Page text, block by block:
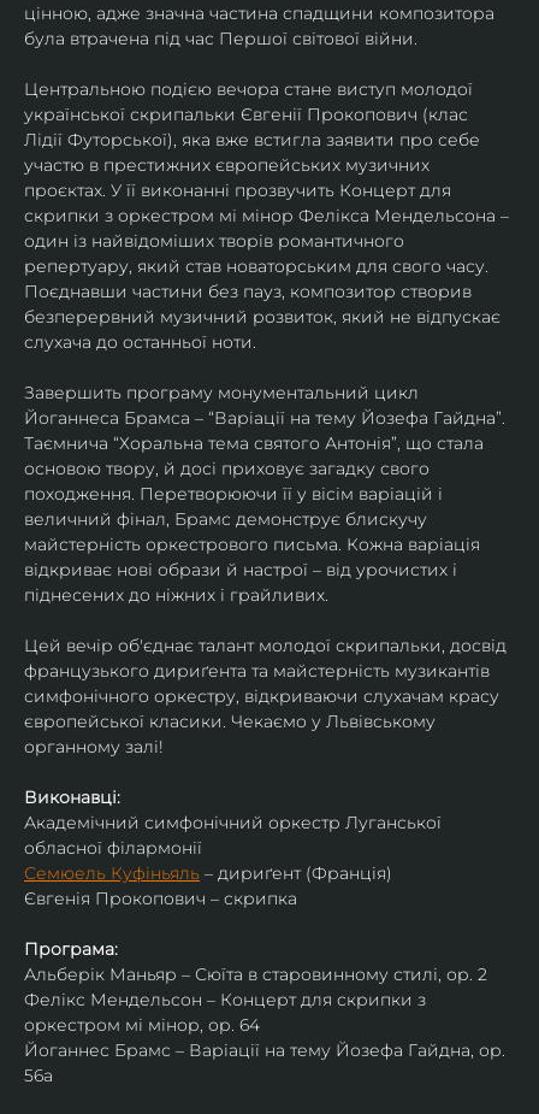
цінною, адже значна частина спадщини композитора
була втрачена під час Першої світової війни.
Центральною подією вечора стане виступ молодої
української скрипальки Євгенії Прокопович (клас
Лідії Футорської), яка вже встигла заявити про себе
участю в престижних європейських музичних
проєктах. У її виконанні прозвучить Концерт для
скрипки з оркестром мі мінор Фелікса Мендельсона –
один із найвідоміших творів романтичного
репертуару, який став новаторським для свого часу.
Поєднавши частини без пауз, композитор створив
безперервний музичний розвиток, який не відпускає
слухача до останньої ноти.
Завершить програму монументальний цикл
Йоганнеса Брамса – “Варіації на тему Йозефа Гайдна”.
Таємнича “Хоральна тема святого Антонія”, що стала
основою твору, й досі приховує загадку свого
походження. Перетворюючи її у вісім варіацій і
величний фінал, Брамс демонструє блискучу
майстерність оркестрового письма. Кожна варіація
відкриває нові образи й настрої – від урочистих і
піднесених до ніжних і грайливих.
Цей вечір об'єднає талант молодої скрипальки, досвід
французького дириґента та майстерність музикантів
симфонічного оркестру, відкриваючи слухачам красу
європейської класики. Чекаємо у Львівському
органному залі!
Виконавці:
Академічний симфонічний оркестр Луганської
обласної філармонії
Семюель Куфіньяль – дириґент (Франція)
Євгенія Прокопович – скрипка
Програма:
Альберік Маньяр – Сюїта в старовинному стилі, ор. 2
Фелікс Мендельсон – Концерт для скрипки з
оркестром мі мінор, ор. 64
Йоганнес Брамс – Варіації на тему Йозефа Гайдна, ор.
56a